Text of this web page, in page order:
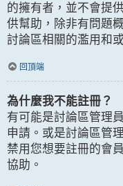
的擁有者，並不會提
供幫助，除非有問題
討論區相關的濫用和
回頂端
為什麼我不能註冊？
有可能是討論區管理
申請。或是討論區管
禁用您想要註冊的會
協助。